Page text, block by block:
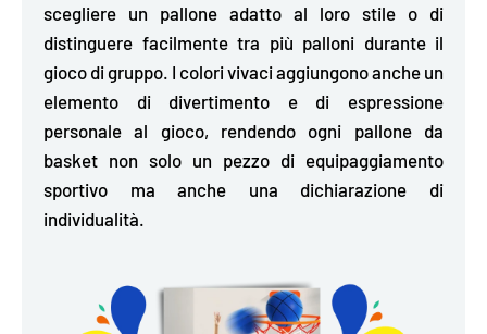
scegliere un pallone adatto al loro stile o di
distinguere facilmente tra più palloni durante il
gioco di gruppo. I colori vivaci aggiungono anche un
elemento di divertimento e di espressione
personale al gioco, rendendo ogni pallone da
basket non solo un pezzo di equipaggiamento
sportivo ma anche una dichiarazione di
individualità.